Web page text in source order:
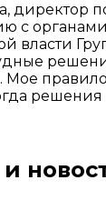
директор
с органами
власти
решения